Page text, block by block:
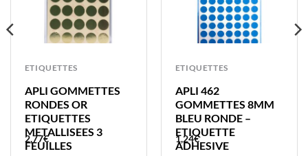
ETIQUETTES
APLI GOMMETTES
RONDES OR
ETIQUETTES
METALLISEES 3
FEUILLES
2,77€
ETIQUETTES
APLI 462
GOMMETTES 8MM
BLEU RONDE –
ETIQUETTE
ADHESIVE
1,24€